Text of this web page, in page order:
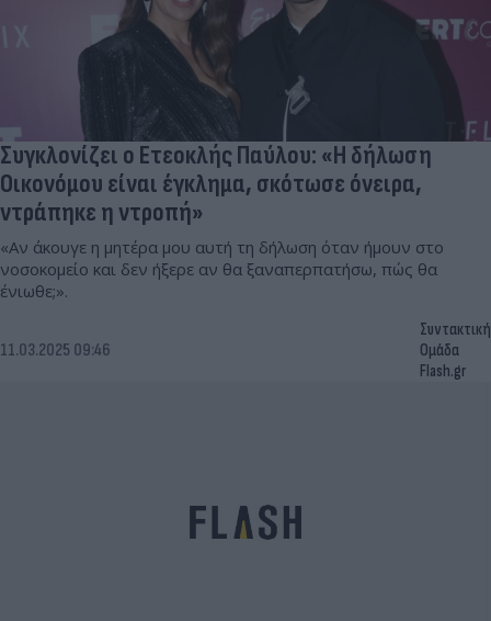
Συγκλονίζει ο Ετεοκλής Παύλου: «Η δήλωση
Οικονόμου είναι έγκλημα, σκότωσε όνειρα,
ντράπηκε η ντροπή»
«Αν άκουγε η μητέρα μου αυτή τη δήλωση όταν ήμουν στο
νοσοκομείο και δεν ήξερε αν θα ξαναπερπατήσω, πώς θα
ένιωθε;».
11.03.2025 09:46
Συντακτική
Ομάδα
Flash.gr